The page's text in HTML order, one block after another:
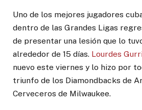
Uno de los mejores jugadores
dentro de las Grandes Ligas
de presentar una lesión que lo
alrededor de 15 días. Lourdes
nuevo este viernes y lo hizo por
triunfo de los Diamondbacks de
Cerveceros de Milwaukee.